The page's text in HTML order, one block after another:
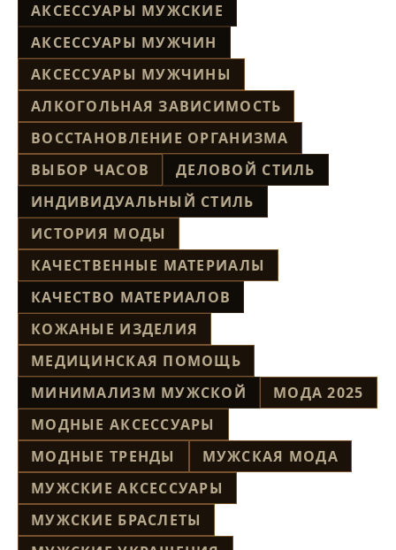
АКСЕССУАРЫ МУЖСКИЕ
АКСЕССУАРЫ МУЖЧИН
АКСЕССУАРЫ МУЖЧИНЫ
АЛКОГОЛЬНАЯ ЗАВИСИМОСТЬ
ВОССТАНОВЛЕНИЕ ОРГАНИЗМА
ВЫБОР ЧАСОВ
ДЕЛОВОЙ СТИЛЬ
ИНДИВИДУАЛЬНЫЙ СТИЛЬ
ИСТОРИЯ МОДЫ
КАЧЕСТВЕННЫЕ МАТЕРИАЛЫ
КАЧЕСТВО МАТЕРИАЛОВ
КОЖАНЫЕ ИЗДЕЛИЯ
МЕДИЦИНСКАЯ ПОМОЩЬ
МИНИМАЛИЗМ МУЖСКОЙ
МОДА 2025
МОДНЫЕ АКСЕССУАРЫ
МОДНЫЕ ТРЕНДЫ
МУЖСКАЯ МОДА
МУЖСКИЕ АКСЕССУАРЫ
МУЖСКИЕ БРАСЛЕТЫ